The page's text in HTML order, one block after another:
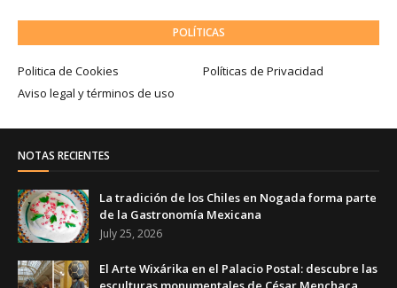
POLÍTICAS
Politica de Cookies
Políticas de Privacidad
Aviso legal y términos de uso
NOTAS RECIENTES
La tradición de los Chiles en Nogada forma parte
de la Gastronomía Mexicana
July 25, 2026
El Arte Wixárika en el Palacio Postal: descubre las